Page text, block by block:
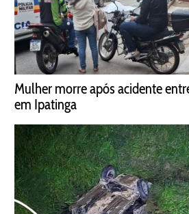
Mulher morre após acidente
em Ipatinga